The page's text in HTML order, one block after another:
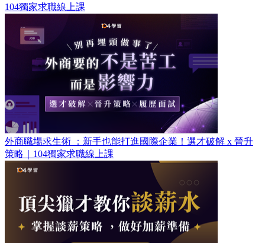
104獨家求職線上課
外商職場求生術 ：新手也能打進國際企業！選才破解 x 晉升
策略｜104獨家求職線上課